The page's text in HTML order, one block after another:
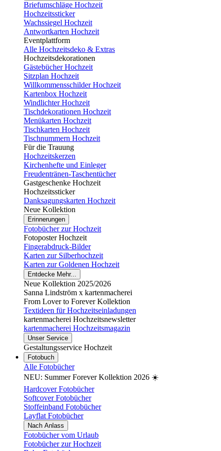
Briefumschläge Hochzeit
Hochzeitssticker
Wachssiegel Hochzeit
Antwortkarten Hochzeit
Eventplattform
Alle Hochzeitsdeko & Extras
Hochzeitsdekorationen
Gästebücher Hochzeit
Sitzplan Hochzeit
Willkommensschilder Hochzeit
Kartenbox Hochzeit
Windlichter Hochzeit
Tischdekorationen Hochzeit
Menükarten Hochzeit
Tischkarten Hochzeit
Tischnummern Hochzeit
Für die Trauung
Hochzeitskerzen
Kirchenhefte und Einleger
Freudentränen-Taschentücher
Gastgeschenke Hochzeit
Hochzeitssticker
Danksagungskarten Hochzeit
Neue Kollektion
Erinnerungen
Fotobücher zur Hochzeit
Fotoposter Hochzeit
Fingerabdruck-Bilder
Karten zur Silberhochzeit
Karten zur Goldenen Hochzeit
Entdecke Mehr...
Neue Kollektion 2025/2026
Sanna Lindström x kartenmacherei
From Lover to Forever Kollektion
Textideen für Hochzeitseinladungen
kartenmacherei Hochzeitsnewsletter
kartenmacherei Hochzeitsmagazin
Unser Service
Gestaltungsservice Hochzeit
Fotobuch
Alle Fotobücher
NEU: Summer Forever Kollektion 2026 ☀️
Hardcover Fotobücher
Softcover Fotobücher
Stoffeinband Fotobücher
Layflat Fotobücher
Nach Anlass
Fotobücher vom Urlaub
Fotobücher zur Hochzeit